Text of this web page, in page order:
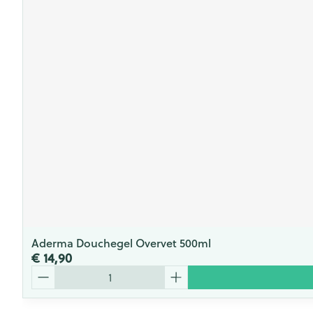
Aderma Douchegel Overvet 500ml
€ 14,90
Aantal